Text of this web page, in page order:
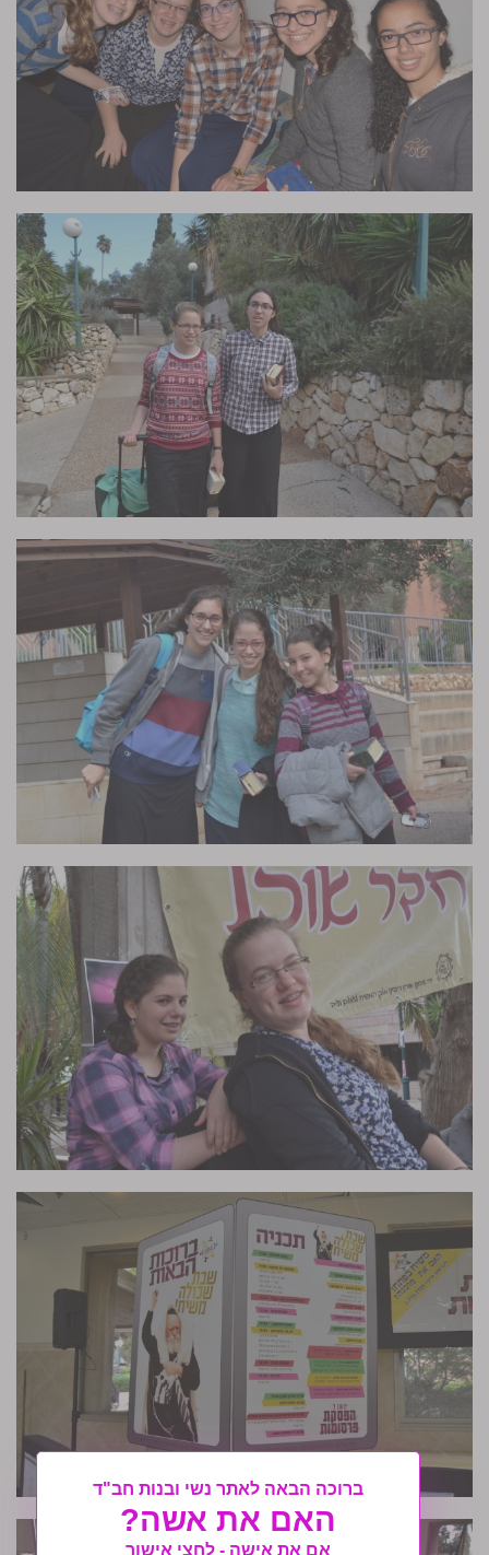
ברוכה הבאה לאתר נשי ובנות חב"ד
האם את אשה?
אם את אישה - לחצי אישור